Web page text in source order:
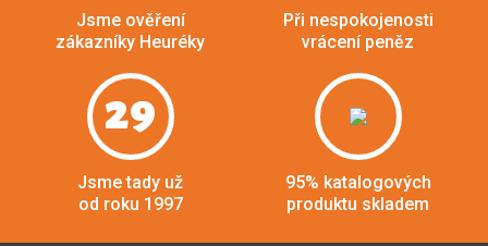
Jsme ověření
zákazníky Heuréky
Při nespokojenosti
vrácení peněz
29
Jsme tady už
od roku 1997
95% katalogových
produktu skladem